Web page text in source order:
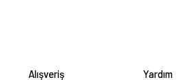
Alışveriş Yardım